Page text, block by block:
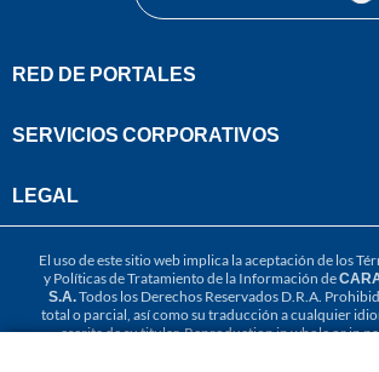
RED DE PORTALES
SERVICIOS CORPORATIVOS
LEGAL
El uso de este sitio web implica la aceptación de los
y Políticas de Tratamiento de la Información de
S.A.Todos los Derechos Reservados D.R.A.
total o parcial, así como su traducción a cualquier
escrita de su titular. Reproduction in whole or in